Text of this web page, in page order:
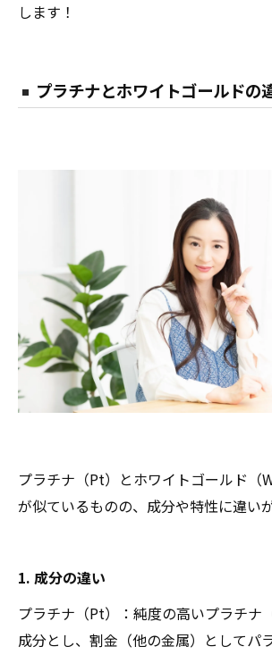
します！
プラチナとホワイトゴールドの
プラチナ（Pt）とホワイトゴールド（
が似ているものの、成分や特性に違い
1. 成分の違い
プラチナ（Pt）：純度の高いプラチナ
成分とし、割金（他の金属）としてパ